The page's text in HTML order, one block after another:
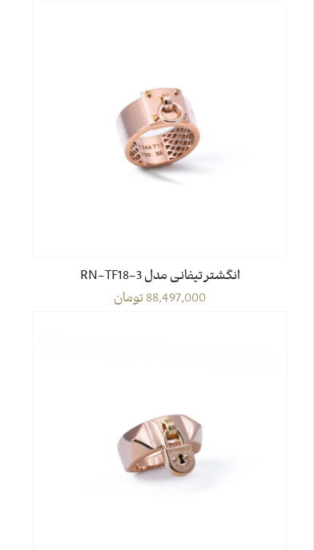
انگشتر تیفانی مدل RN-TF18-3
88,497,000تومان